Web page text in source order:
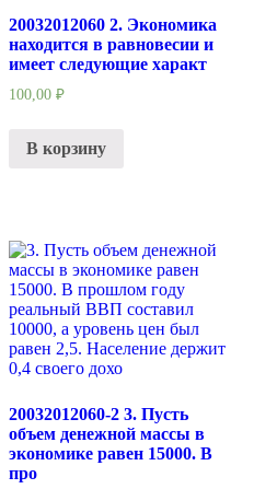
20032012060 2. Экономика
находится в равновесии и
имеет следующие характ
100,00 ₽
В корзину
20032012060-2 3. Пусть
объем денежной массы в
экономике равен 15000. В
про